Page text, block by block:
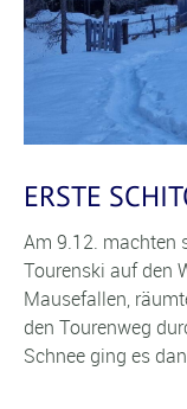
ERSTE
Am 9.12. machten
Tourenski auf den
Mausefallen,
den Tourenweg
Schnee ging es